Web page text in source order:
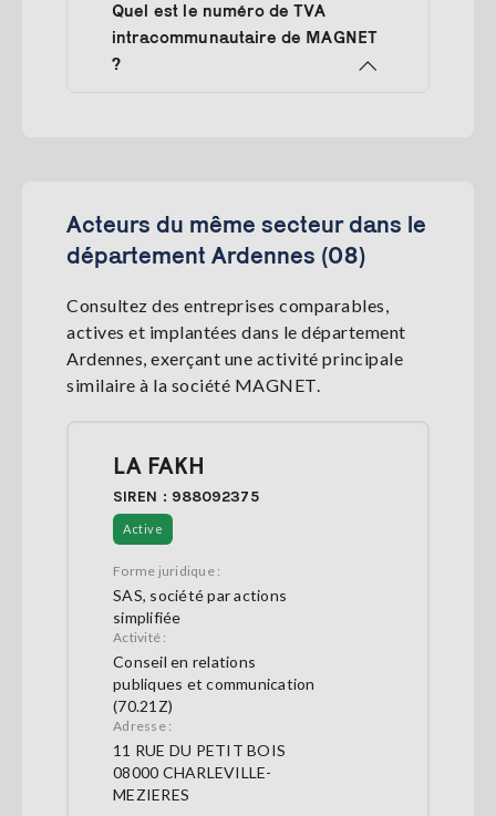
Quel est le numéro de TVA
intracommunautaire de MAGNET
?
Acteurs du même secteur dans le
département Ardennes (08)
Consultez des entreprises comparables,
actives et implantées dans le département
Ardennes, exerçant une activité principale
similaire à la société MAGNET.
LA FAKH
SIREN : 988092375
Active
Forme juridique :
SAS, société par actions
simplifiée
Activité :
Conseil en relations
publiques et communication
(70.21Z)
Adresse :
11 RUE DU PETIT BOIS
08000 CHARLEVILLE-
MEZIERES